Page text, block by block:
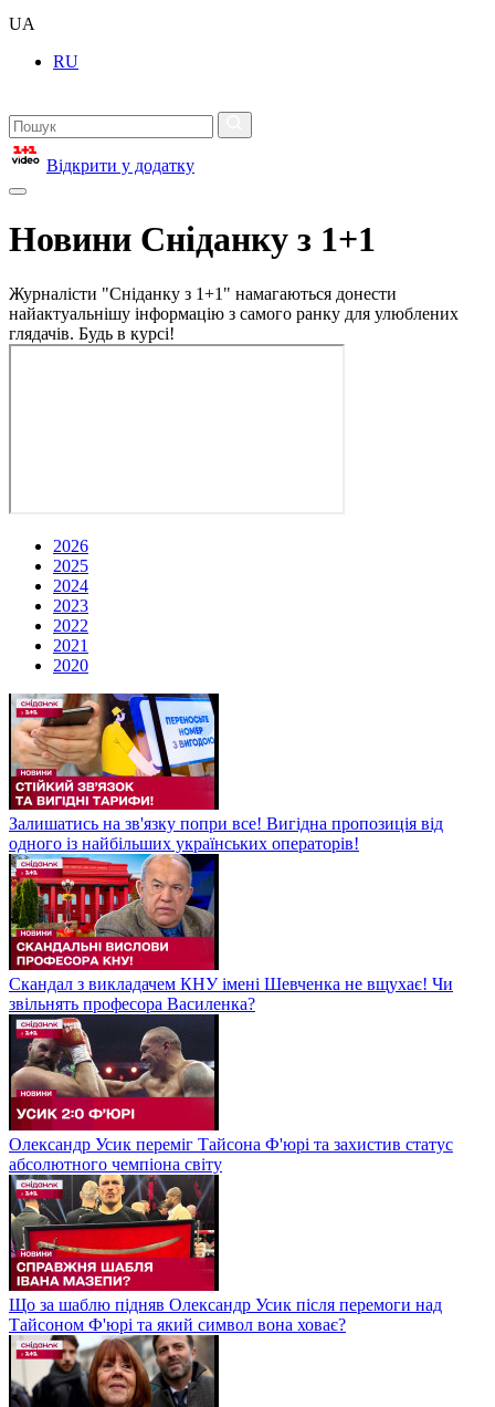
UA
RU
Відкрити у додатку
Новини Сніданку з 1+1
Журналісти "Сніданку з 1+1" намагаються донести
найактуальнішу інформацію з самого ранку для улюблених
глядачів. Будь в курсі!
2026
2025
2024
2023
2022
2021
2020
Залишатись на зв'язку попри все! Вигідна пропозиція від
одного із найбільших українських операторів!
Скандал з викладачем КНУ імені Шевченка не вщухає! Чи
звільнять професора Василенка?
Олександр Усик переміг Тайсона Ф'юрі та захистив статус
абсолютного чемпіона світу
Що за шаблю підняв Олександр Усик після перемоги над
Тайсоном Ф'юрі та який символ вона ховає?